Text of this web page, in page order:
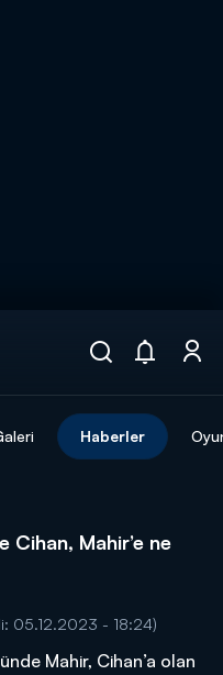
Haberler
Cihan, Mahir’e ne
05.12.2023 - 18:24)
Mahir, Cihan’a olan